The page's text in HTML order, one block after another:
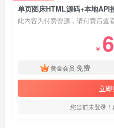
单页图床HTML源码+本地API
此内容为付费资源，请付费后查
￥
黄金会员 免费
立
您当前未登录